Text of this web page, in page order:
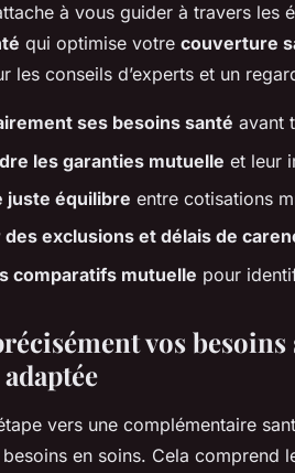
à vous guider à travers les
qui optimise votre couverture
les conseils d’experts et un
ses besoins santé avant
les garanties mutuelle et leur
juste équilibre entre cotisations
des exclusions et délais de
comparatifs mutuelle pour
vos
vers une complémentaire
en soins. Cela comprend